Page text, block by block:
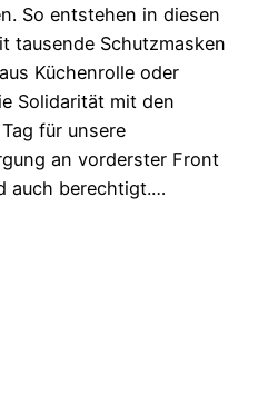
So entstehen in diesen
tausende Schutzmasken
Küchenrolle oder
Solidarität mit den
für unsere
an vorderster Front
auch berechtigt.…